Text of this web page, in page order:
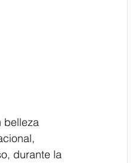
belleza
durante la